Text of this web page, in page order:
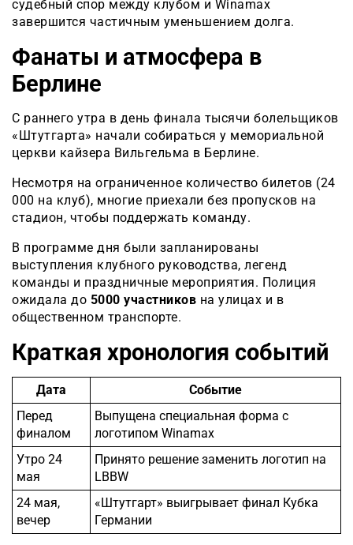
судебный спор между клубом и Winamax
завершится частичным уменьшением долга.
Фанаты и атмосфера в
Берлине
С раннего утра в день финала тысячи болельщиков
«Штутгарта» начали собираться у мемориальной
церкви кайзера Вильгельма в Берлине.
Несмотря на ограниченное количество билетов (24
000 на клуб), многие приехали без пропусков на
стадион, чтобы поддержать команду.
В программе дня были запланированы
выступления клубного руководства, легенд
команды и праздничные мероприятия. Полиция
ожидала до 5000 участников на улицах и в
общественном транспорте.
Краткая хронология событий
Дата
Событие
Перед
финалом
Выпущена специальная форма с
логотипом Winamax
Утро 24
мая
Принято решение заменить логотип на
LBBW
24 мая,
вечер
«Штутгарт» выигрывает финал Кубка
Германии